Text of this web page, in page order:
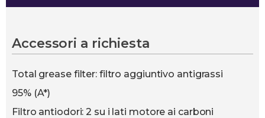
Accessori a richiesta
Total grease filter: filtro aggiuntivo antigrassi
95% (A*)
Filtro antiodori: 2 su i lati motore ai carboni